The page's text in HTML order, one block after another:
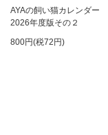
AYAの飼い猫カレンダー
2026年度版その２
800円(税72円)